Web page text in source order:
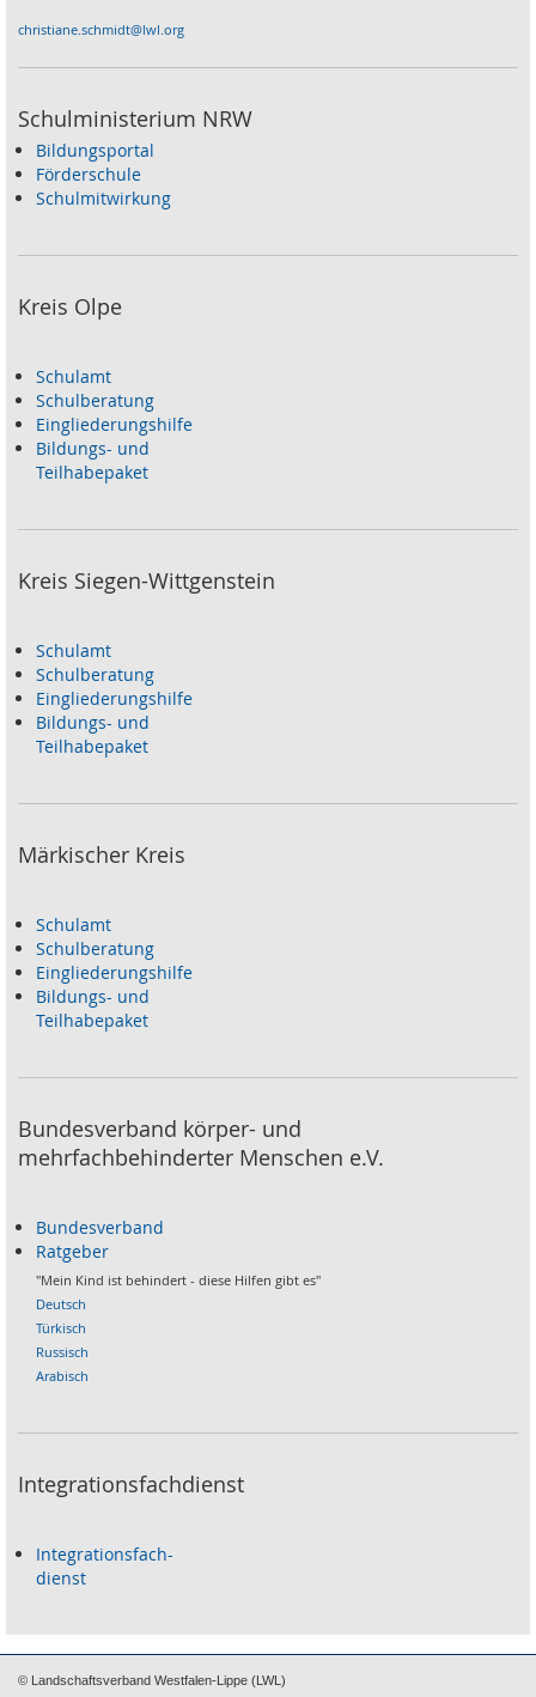
christiane.schmidt@lwl.org
Schulministerium NRW
Bildungsportal
Förderschule
Schulmitwirkung
Kreis Olpe
Schulamt
Schulberatung
Eingliederungshilfe
Bildungs- und
Teilhabepaket
Kreis Siegen-Wittgenstein
Schulamt
Schulberatung
Eingliederungshilfe
Bildungs- und
Teilhabepaket
Märkischer Kreis
Schulamt
Schulberatung
Eingliederungshilfe
Bildungs- und
Teilhabepaket
Bundesverband körper- und
mehrfachbehinderter Menschen e.V.
Bundesverband
Ratgeber
"Mein Kind ist behindert - diese Hilfen gibt es"
Deutsch
Türkisch
Russisch
Arabisch
Integrationsfachdienst
Integrationsfach-
dienst
© Landschaftsverband Westfalen-Lippe (LWL)